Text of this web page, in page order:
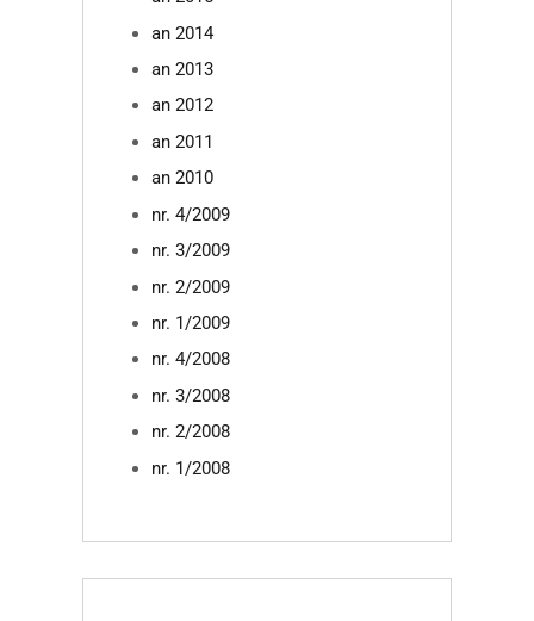
an 2014
an 2013
an 2012
an 2011
an 2010
nr. 4/2009
nr. 3/2009
nr. 2/2009
nr. 1/2009
nr. 4/2008
nr. 3/2008
nr. 2/2008
nr. 1/2008